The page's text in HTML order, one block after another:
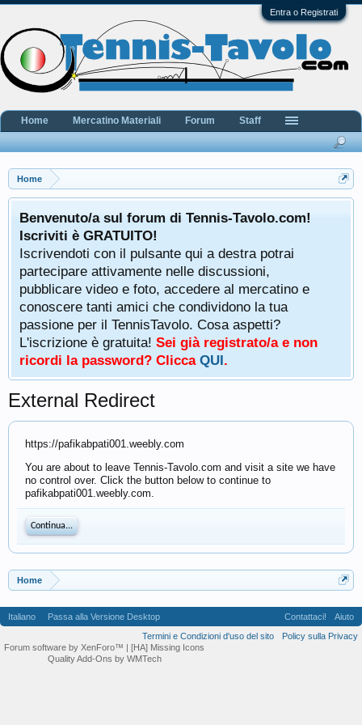
Entra o Registrati
Home
Benvenuto/a sul forum di Tennis-Tavolo.com!
Iscriviti è GRATUITO!
Iscrivendoti con il pulsante qui a destra potrai
partecipare attivamente nelle discussioni,
pubblicare video e foto, accedere al mercatino e
conoscere tanti amici che condividono la tua
passione per il TennisTavolo. Cosa aspetti?
L'iscrizione è gratuita! Sei già registrato/a e non
ricordi la password? Clicca QUI.
External Redirect
https://pafikabpati001.weebly.com
You are about to leave Tennis-Tavolo.com and visit a site we have
no control over. Click the button below to continue to
pafikabpati001.weebly.com.
Continua...
Home
Home Mercatino Materiali Forum Staff
Italiano Passa alla Versione Desktop Contattaci!
Aiuto
Termini e Condizioni d'uso del sito
Policy sulla Privacy
Forum software by XenForo™ | [HA] Missing Icons
Quality Add-Ons by WMTech